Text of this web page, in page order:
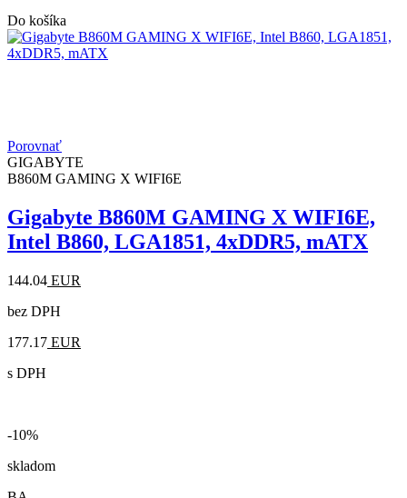
Do košíka
Porovnať
GIGABYTE
B860M GAMING X WIFI6E
Gigabyte B860M GAMING X WIFI6E,
Intel B860, LGA1851, 4xDDR5, mATX
144.04 EUR
bez DPH
177.17 EUR
s DPH
-10%
skladom